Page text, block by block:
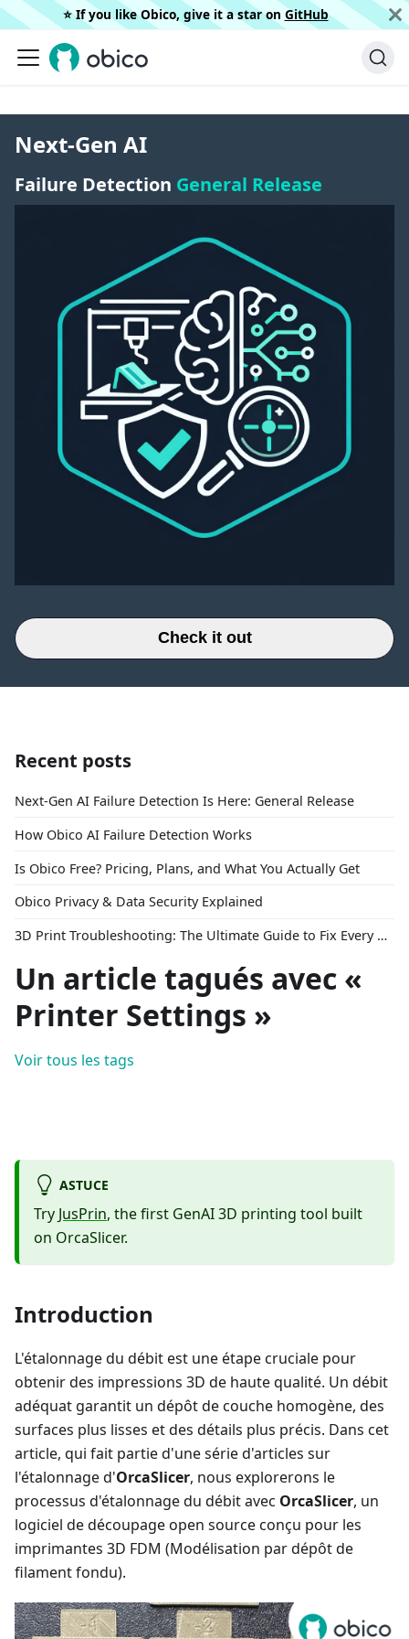
⭐️ If you like Obico, give it a star on GitHub
Next-Gen AI
Failure Detection General Release
Check it out
Recent posts
Next-Gen AI Failure Detection Is Here: General Release
How Obico AI Failure Detection Works
Is Obico Free? Pricing, Plans, and What You Actually Get
Obico Privacy & Data Security Explained
3D Print Troubleshooting: The Ultimate Guide to Fix Every Common Problem [2026]
Un article tagués avec «
Printer Settings »
Voir tous les tags
ASTUCE
Try JusPrin, the first GenAI 3D printing tool built
on OrcaSlicer.
Introduction
L'étalonnage du débit est une étape cruciale pour
obtenir des impressions 3D de haute qualité. Un débit
adéquat garantit un dépôt de couche homogène, des
surfaces plus lisses et des détails plus précis. Dans cet
article, qui fait partie d'une série d'articles sur
l'étalonnage d'OrcaSlicer, nous explorerons le
processus d'étalonnage du débit avec OrcaSlicer, un
logiciel de découpage open source conçu pour les
imprimantes 3D FDM (Modélisation par dépôt de
filament fondu).